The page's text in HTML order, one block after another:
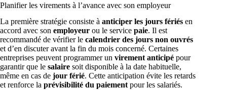
Planifier les virements à l’avance avec son employeur
La première stratégie consiste à anticiper les jours fériés en
accord avec son employeur ou le service paie. Il est
recommandé de vérifier le calendrier des jours non ouvrés
et d’en discuter avant la fin du mois concerné. Certaines
entreprises peuvent programmer un virement anticipé pour
garantir que le salaire soit disponible à la date habituelle,
même en cas de jour férié. Cette anticipation évite les retards
et renforce la prévisibilité du paiement pour les salariés.